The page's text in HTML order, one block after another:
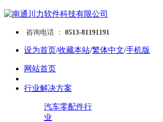
咨询电话 ： 0513-81191191
设为首页/收藏本站/繁体中文/手机版
网站首页
行业解决方案
汽车零配件行
业